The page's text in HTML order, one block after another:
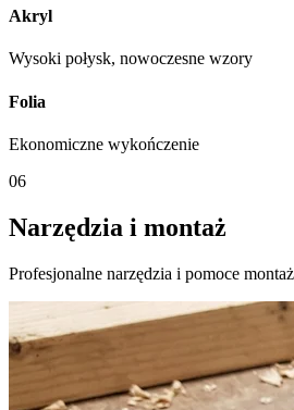
Akryl
Wysoki połysk, nowoczesne wzory
Folia
Ekonomiczne wykończenie
06
Narzędzia i montaż
Profesjonalne narzędzia i pomoce